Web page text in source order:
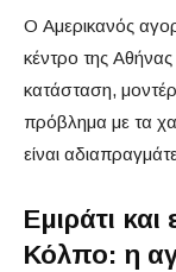
Ο Αμερικανός
κέντρο της
κατάσταση,
πρόβλημα με τα
είναι
Εμιράτι
Κόλπο: η